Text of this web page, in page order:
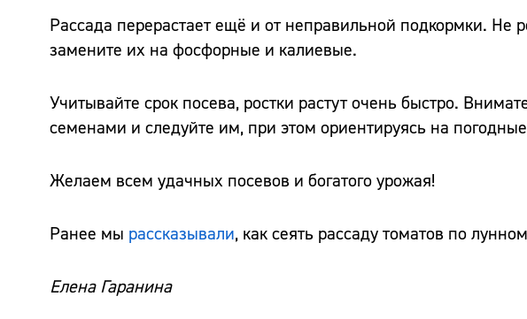
Рассада перерастает ещё и от неправильной подкормки. Не
замените их на фосфорные и калиевые.
Учитывайте срок посева, ростки растут очень быстро.
семенами и следуйте им, при этом ориентируясь на
Желаем всем удачных посевов и богатого урожая!
Ранее мы рассказывали, как сеять рассаду томатов по
Елена Гаранина